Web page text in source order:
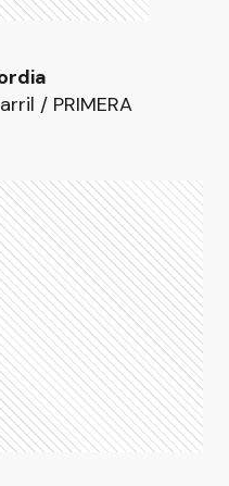
/ PRIMERA